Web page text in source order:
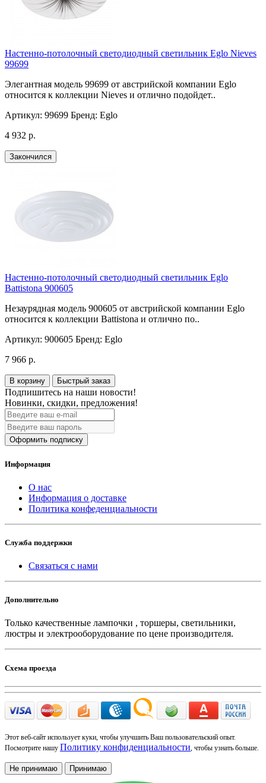
Настенно-потолочный светодиодный светильник Eglo Nieves
99699
Элегантная модель 99699 от австрийской компании Eglo
относится к коллекции Nieves и отлично подойдет..
Артикул: 99699 Бренд: Eglo
4 932 р.
Закончился
Настенно-потолочный светодиодный светильник Eglo
Battistona 900605
Незаурядная модель 900605 от австрийской компании Eglo
относится к коллекции Battistona и отлично по..
Артикул: 900605 Бренд: Eglo
7 966 р.
В корзину Быстрый заказ
Подпишитесь на наши новости!
Новинки, скидки, предложения!
Оформить подписку
Информация
О нас
Информация о доставке
Политика конфеденциальности
Служба поддержки
Связаться с нами
Дополнительно
Только качественные лампочки , торшеры, светильники,
люстры и электрооборудование по цене производителя.
Схема проезда
Этот веб-сайт использует куки, чтобы улучшить Ваш пользовательский опыт.
Посмотрите нашу Политику конфиденциальности, чтобы узнать больше.
Не принимаю Принимаю